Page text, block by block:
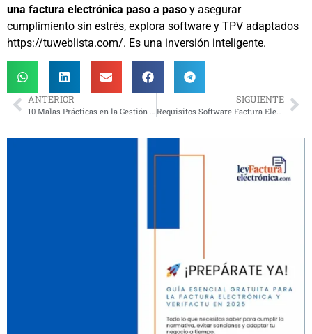
una factura electrónica paso a paso y asegurar
cumplimiento sin estrés, explora software y TPV adaptados
https://tuweblista.com/. Es una inversión inteligente.
ANTERIOR SIGUIENTE
Requisitos Software Factura Electrónica Ley Crea y Crece